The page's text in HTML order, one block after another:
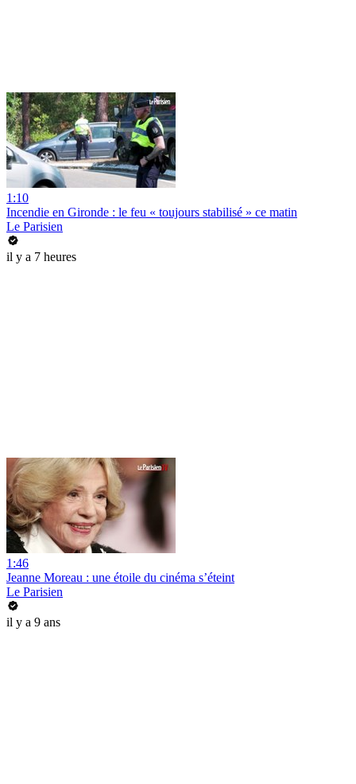
1:10
Incendie en Gironde : le feu « toujours stabilisé » ce matin
Le Parisien
il y a 7 heures
1:46
Jeanne Moreau : une étoile du cinéma s’éteint
Le Parisien
il y a 9 ans